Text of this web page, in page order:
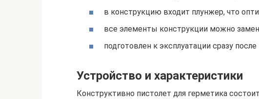
в конструкцию входит плунжер, что
все элементы конструкции можно
подготовлен к эксплуатации сразу после
Устройство и характеристики
Конструктивно пистолет для герметика